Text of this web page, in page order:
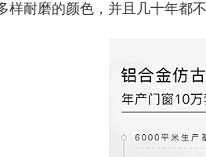
样耐磨的颜色，并且几十年都不